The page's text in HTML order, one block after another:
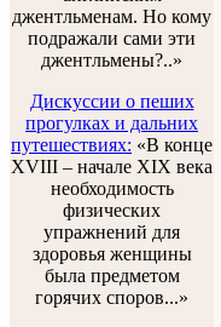
джентльменам. Но кому
подражали сами эти
джентльмены?..»
Дискуссии о пеших
прогулках и дальних
путешествиях: «В конце
XVIII – начале XIX века
необходимость
физических
упражнений для
здоровья женщины
была предметом
горячих споров...»